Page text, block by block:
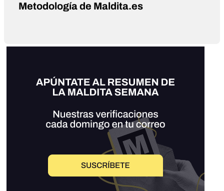
Metodología de Maldita.es